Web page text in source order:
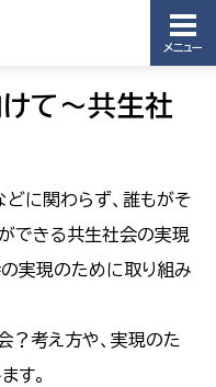
メニュー
て～共生社
どに関わらず、誰もがそ
できる共生社会の実現
実現のために取り組み
？考え方や、実現のた
す。